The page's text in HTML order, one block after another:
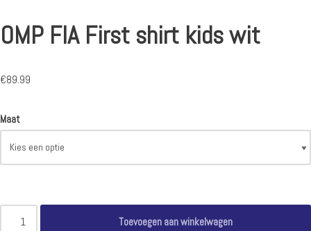
OMP FIA First shirt kids wit
€89.99
Maat
Toevoegen aan winkelwagen